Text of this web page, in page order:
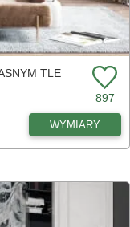
TLE
897
WYMIARY